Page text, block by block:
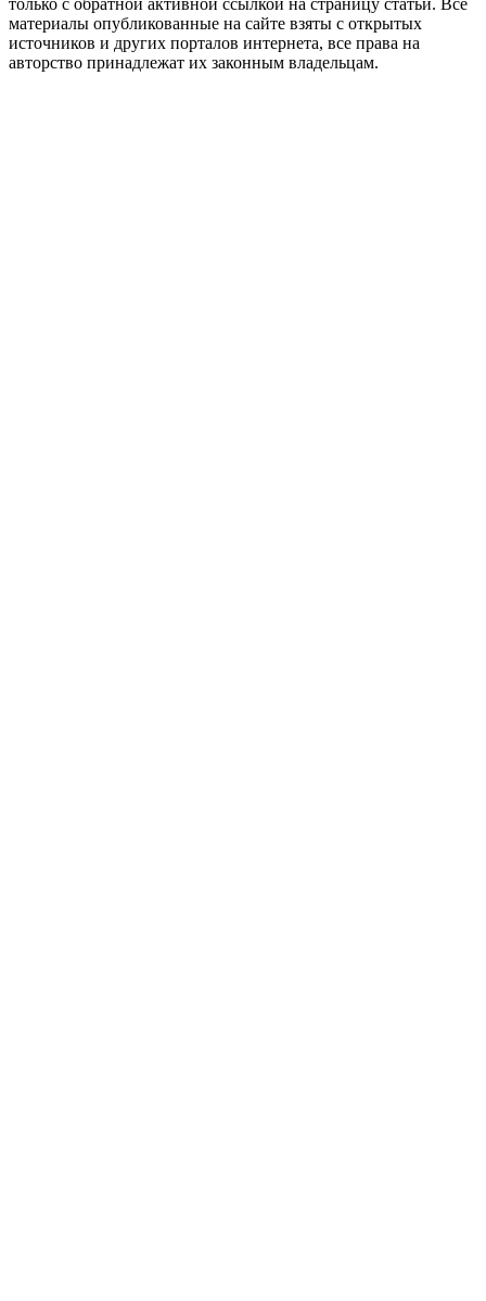
только с обратной активной ссылкой на страницу статьи. Все
материалы опубликованные на сайте взяты с открытых
источников и других порталов интернета, все права на
авторство принадлежат их законным владельцам.